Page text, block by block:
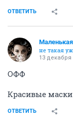
ОТВЕТИТЬ
не такая
13 декабря
ОФФ
Красивые
ОТВЕТИТЬ